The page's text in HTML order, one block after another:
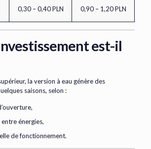
0,30 – 0,40 PLN 0,90 – 1,20 PLN
est-il
la version à eau génère des
saisons, selon :
énergies,
de fonctionnement.